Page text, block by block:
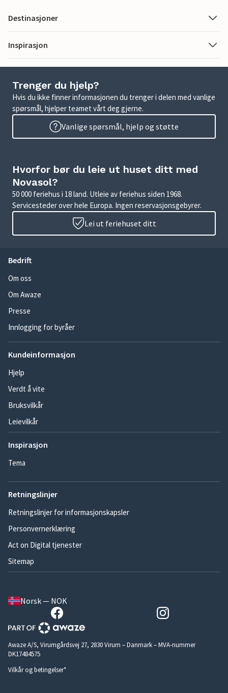
Destinasjoner
Inspirasjon
Trenger du hjelp?
Hvis du ikke finner informasjonen du trenger i delen med vanlige
spørsmål, hjelper teamet vårt deg gjerne.
Vanlige spørsmål, hjelp og støtte
Hvorfor bør du leie ut huset ditt med
Novasol?
50 000 feriehus i 18 land. Utleie av feriehus siden 1968.
Servicesteder over hele Europa. Ingen reservasjonsgebyrer.
Lei ut feriehuset ditt
Bedrift
Om oss
Om Awaze
Presse
Innlogging for byråer
Kundeinformasjon
Hjelp
Verdt å vite
Bruksvilkår
Leievilkår
Inspirasjon
Tema
Retningslinjer
Retningslinjer for informasjonskapsler
Personvernerklæring
Act on Digital tjenester
Sitemap
Norsk — NOK
Awaze A/S, Virumgårdsvej 27, 2830 Virum – Danmark – MVA-nummer
DK17484575
Vilkår og betingelser*